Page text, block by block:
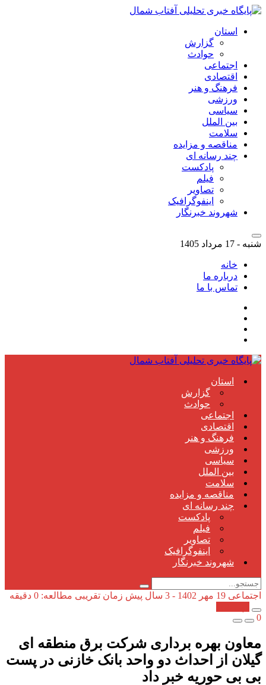
استان
گزارش
حوادث
اجتماعی
اقتصادی
فرهنگ و هنر
ورزشی
سیاسی
بین الملل
سلامت
مناقصه و مزایده
چند رسانه ای
پادکست
فیلم
تصاویر
اینفوگرافیک
شهروند خبرنگار
شنبه - 17 مرداد 1405
خانه
درباره ما
تماس با ما
استان
گزارش
حوادث
اجتماعی
اقتصادی
فرهنگ و هنر
ورزشی
سیاسی
بین الملل
سلامت
مناقصه و مزایده
چند رسانه ای
پادکست
فیلم
تصاویر
اینفوگرافیک
شهروند خبرنگار
اجتماعی 19 مهر 1402 - 3 سال پیش
زمان تقریبی مطالعه: 0 دقیقه
0
معاون بهره برداری شرکت برق منطقه ای
گیلان از احداث دو واحد بانک خازنی در پست
بی بی حوریه خبر داد